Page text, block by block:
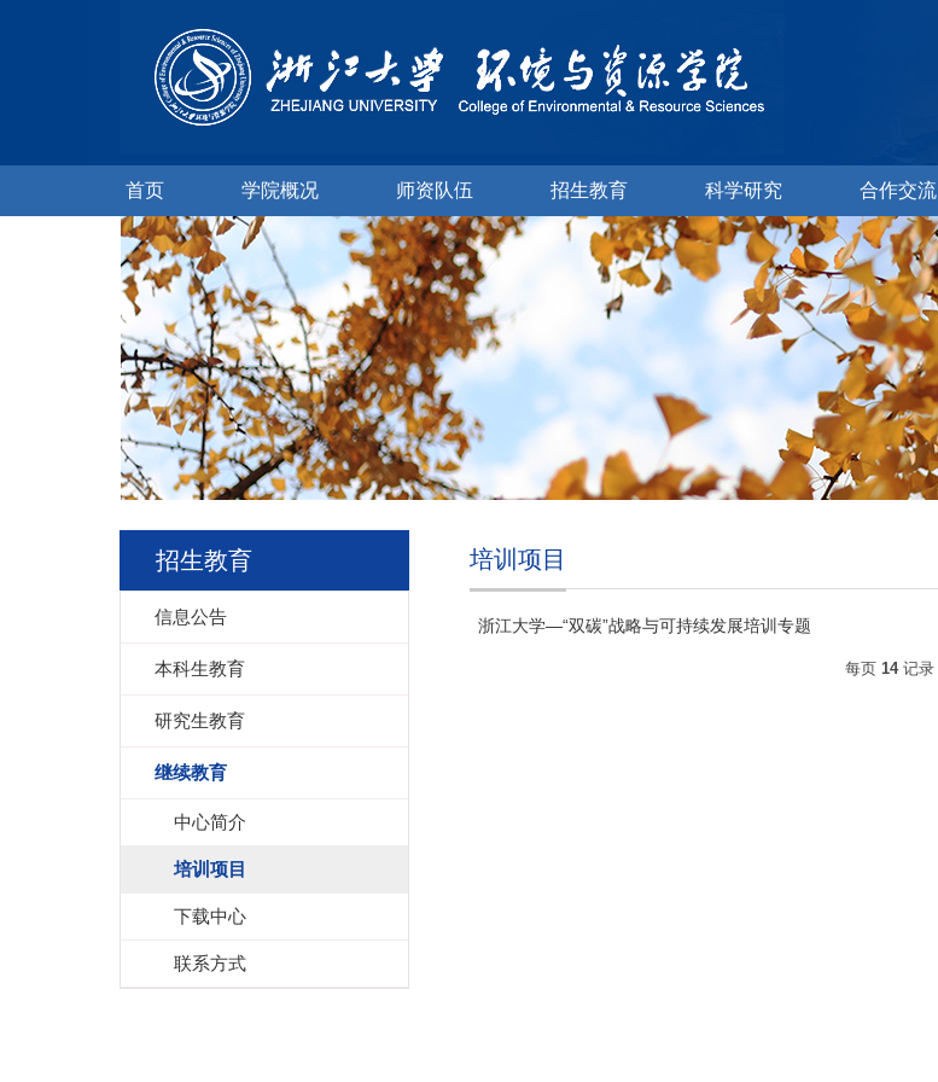
首页 学院概况 师资队伍 招生教育 科学研究 合作交流
招生教育
信息公告
本科生教育
研究生教育
继续教育
中心简介
培训项目
下载中心
联系方式
培训项目
浙江大学—“双碳”战略与可持续发展培训专题
每页 14记录